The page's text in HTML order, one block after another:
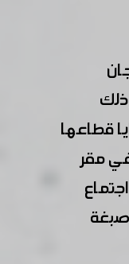
قطاعها
مقر